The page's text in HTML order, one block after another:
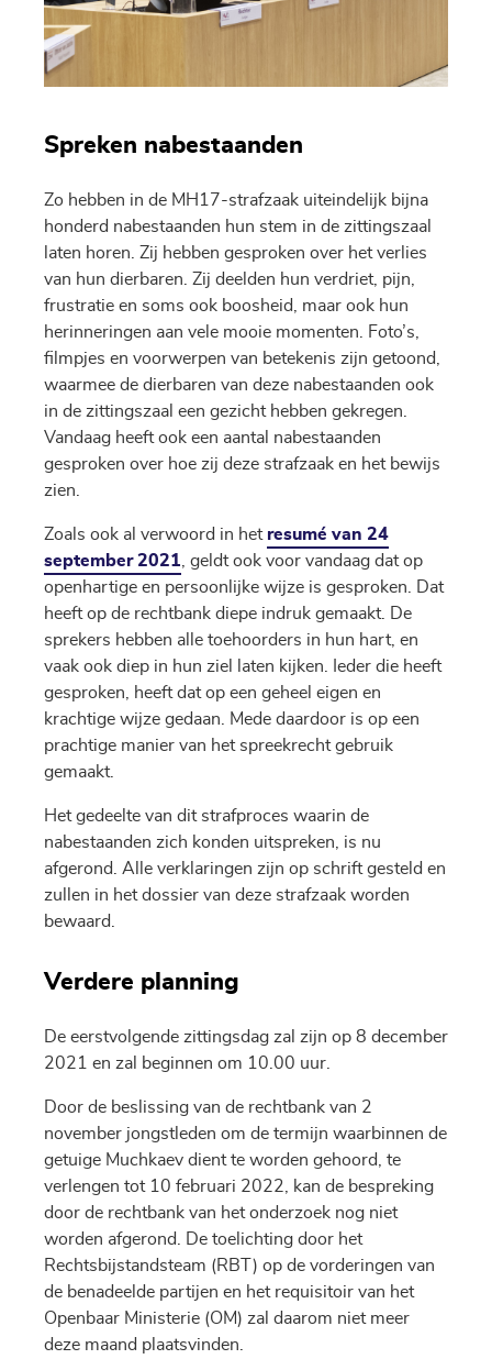
Spreken nabestaanden
Zo hebben in de MH17-strafzaak uiteindelijk bijna
honderd nabestaanden hun stem in de zittingszaal
laten horen. Zij hebben gesproken over het verlies
van hun dierbaren. Zij deelden hun verdriet, pijn,
frustratie en soms ook boosheid, maar ook hun
herinneringen aan vele mooie momenten. Foto’s,
filmpjes en voorwerpen van betekenis zijn getoond,
waarmee de dierbaren van deze nabestaanden ook
in de zittingszaal een gezicht hebben gekregen.
Vandaag heeft ook een aantal nabestaanden
gesproken over hoe zij deze strafzaak en het bewijs
zien.
Zoals ook al verwoord in hetresumé van 24
september 2021, geldt ook voor vandaag dat op
openhartige en persoonlijke wijze is gesproken. Dat
heeft op de rechtbank diepe indruk gemaakt. De
sprekers hebben alle toehoorders in hun hart, en
vaak ook diep in hun ziel laten kijken. Ieder die heeft
gesproken, heeft dat op een geheel eigen en
krachtige wijze gedaan. Mede daardoor is op een
prachtige manier van het spreekrecht gebruik
gemaakt.
Het gedeelte van dit strafproces waarin de
nabestaanden zich konden uitspreken, is nu
afgerond. Alle verklaringen zijn op schrift gesteld en
zullen in het dossier van deze strafzaak worden
bewaard.
Verdere planning
De eerstvolgende zittingsdag zal zijn op 8 december
2021 en zal beginnen om 10.00 uur.
Door de beslissing van de rechtbank van 2
november jongstleden om de termijn waarbinnen de
getuige Muchkaev dient te worden gehoord, te
verlengen tot 10 februari 2022, kan de bespreking
door de rechtbank van het onderzoek nog niet
worden afgerond. De toelichting door het
Rechtsbijstandsteam (RBT) op de vorderingen van
de benadeelde partijen en het requisitoir van het
Openbaar Ministerie (OM) zal daarom niet meer
deze maand plaatsvinden.